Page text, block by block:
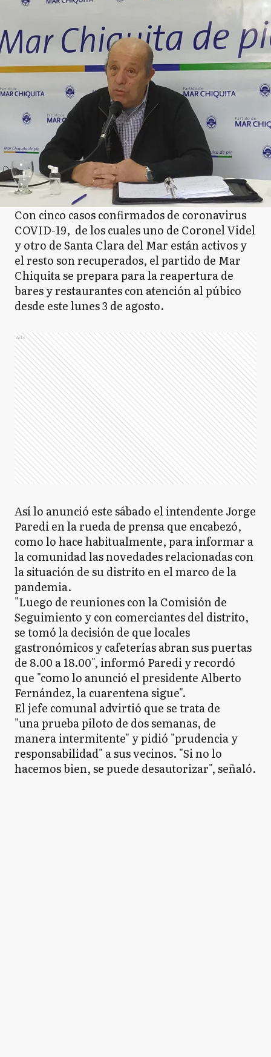
Con cinco casos confirmados de coronavirus
COVID-19, de los cuales uno de Coronel Videl
y otro de Santa Clara del Mar están activos y
el resto son recuperados, el partido de Mar
Chiquita se prepara para la reapertura de
bares y restaurantes con atención al púbico
desde este lunes 3 de agosto.
Ads
Así lo anunció este sábado el intendente Jorge
Paredi en la rueda de prensa que encabezó,
como lo hace habitualmente, para informar a
la comunidad las novedades relacionadas con
la situación de su distrito en el marco de la
pandemia.
"Luego de reuniones con la Comisión de
Seguimiento y con comerciantes del distrito,
se tomó la decisión de que locales
gastronómicos y cafeterías abran sus puertas
de 8.00 a 18.00", informó Paredi y recordó
que "como lo anunció el presidente Alberto
Fernández, la cuarentena sigue".
El jefe comunal advirtió que se trata de
"una prueba piloto de dos semanas, de
manera intermitente" y pidió "prudencia y
responsabilidad" a sus vecinos. "Si no lo
hacemos bien, se puede desautorizar", señaló.